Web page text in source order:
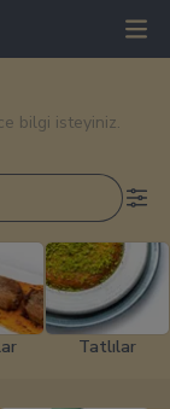
bilgi isteyiniz.
Tatlılar